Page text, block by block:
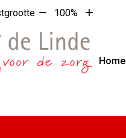
Tekst
met
10%
100%
Tekst
met
10%
Home